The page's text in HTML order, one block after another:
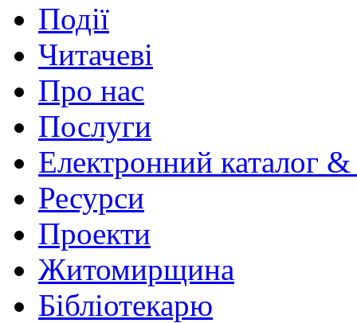
Події
Читачеві
Про нас
Послуги
Електронний каталог
Ресурси
Проекти
Житомирщина
Бібліотекарю